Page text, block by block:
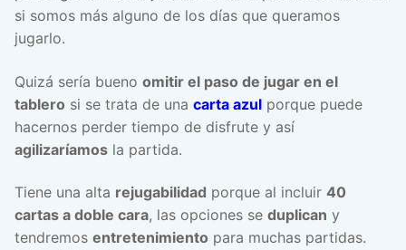
si somos más alguno de los días que queramos
jugarlo.
Quizá sería bueno omitir el paso de jugar en el
tablero si se trata de una carta azul porque puede
hacernos perder tiempo de disfrute y así
agilizaríamos la partida.
Tiene una alta rejugabilidad porque al incluir 40
cartas a doble cara, las opciones se duplican y
tendremos entretenimiento para muchas partidas.